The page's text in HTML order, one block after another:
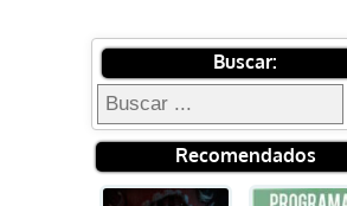
Buscar:
Recomendados